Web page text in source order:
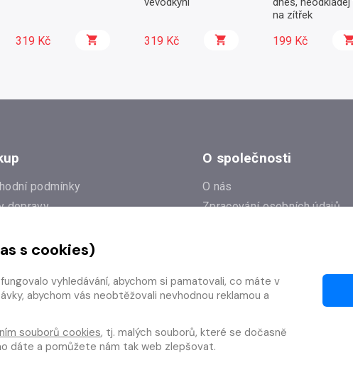
319 Kč 319 Kč
na zítřek
199 Kč
podmínky
dopravy
od smlouvy
O společnosti
O nás
Zpracování osobních údajů
s cookies)
vyhledávání, abychom si pamatovali, co máte v
abychom vás neobtěžovali nevhodnou reklamou a
souborů cookies, tj. malých souborů, které se dočasně
dáte a pomůžete nám tak web zlepšovat.